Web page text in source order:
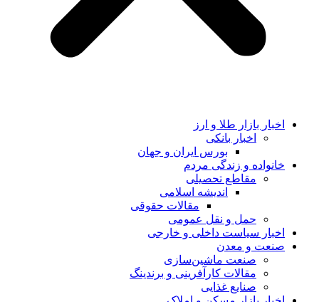
اخبار بازار طلا و ارز
اخبار بانکی
بورس ایران و جهان
خانواده و زندگی مردم
مقاطع تحصیلی
اندیشه اسلامی
مقالات حقوقی
حمل و نقل عمومی
اخبار سیاست داخلی و خارجی
صنعت و معدن
صنعت ماشین‌سازی
مقالات کارآفرینی و برندینگ
صنایع غذایی